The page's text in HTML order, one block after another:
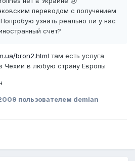
переводом с получением
узнать реально ли у нас
счет?
bron2.html там есть услуга
Чехии в любую страну Европы
пользователем demian